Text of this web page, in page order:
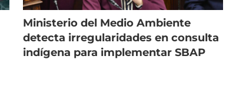
Ministerio del Medio Ambiente
detecta irregularidades en consulta
indígena para implementar SBAP